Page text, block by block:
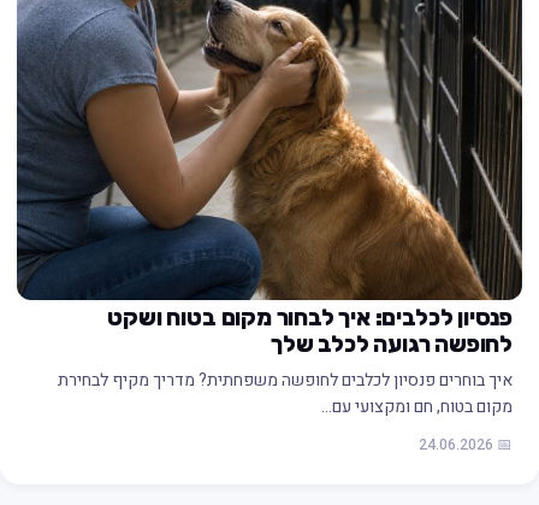
פנסיון לכלבים: איך לבחור מקום בטוח ושקט
לחופשה רגועה לכלב שלך
איך בוחרים פנסיון לכלבים לחופשה משפחתית? מדריך מקיף לבחירת
מקום בטוח, חם ומקצועי עם…
📅 24.06.2026